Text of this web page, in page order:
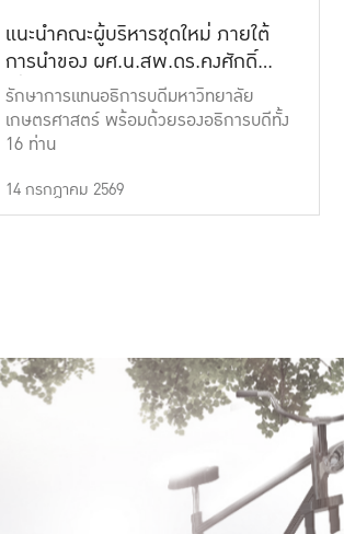
แนะนำคณะผู้บริหารชุดใหม่ ภายใต้
การนำของ ผศ.น.สพ.ดร.คงศักดิ์
เที่ยงธรรม
รักษาการแทนอธิการบดีมหาวิทยาลัย
เกษตรศาสตร์ พร้อมด้วยรองอธิการบดีทั้ง
16 ท่าน
14 กรกฎาคม 2569